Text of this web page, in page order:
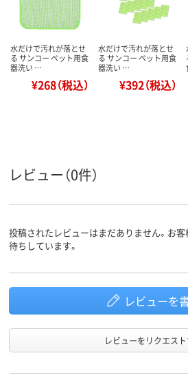
水だけで汚れが落とせ
る サンコー ペット用食
器洗い …
¥268（税込）
水だけで汚れが落とせ
る サンコー ペット用食
器洗い …
¥392（税込）
レビュー（0件）
投稿されたレビューはまだありません。お
待ちしています。
レビューを
レビューをリクエス